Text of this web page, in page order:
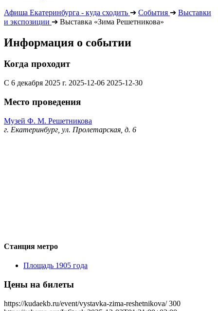
Афиша Екатеринбурга - куда сходить ➔ События ➔ Выставки
и экспозиции ➔ Выставка «Зима Решетникова»
Информация о событии
Когда проходит
С 6 декабря 2025 г. 2025-12-06 2025-12-30
Место проведения
Музей Ф. М. Решетникова
г. Екатеринбург, ул. Пролетарская, д. 6
Станция метро
Площадь 1905 года
Цены на билеты
https://kudaekb.ru/event/vystavka-zima-reshetnikova/ 300